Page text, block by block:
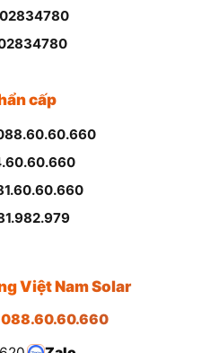
cấp
Việt Nam Solar
088.60.60.660